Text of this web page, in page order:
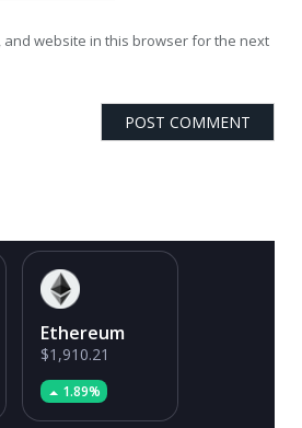
and website in this browser for the next
Ethereum
$1,910.21
1.89%